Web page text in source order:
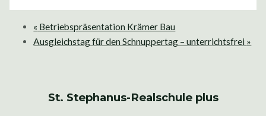
« Betriebspräsentation Krämer Bau
Ausgleichstag für den Schnuppertag – unterrichtsfrei »
St. Stephanus-Realschule plus